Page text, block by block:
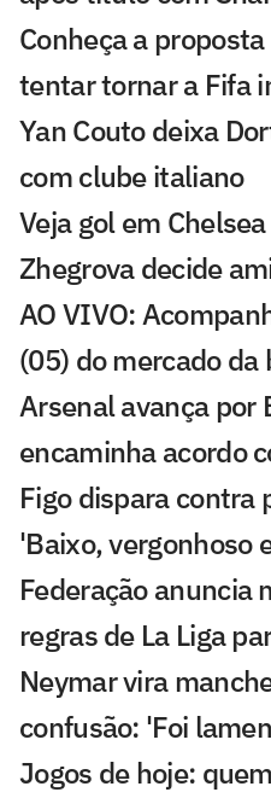
Conheça a
tentar tornar a Fifa
Yan Couto deixa
com clube italiano
Veja gol em
Zhegrova decide
AO VIVO:
(05) do mercado
Arsenal avança por
encaminha acordo
Figo dispara
'Baixo, vergonhoso
Federação anuncia
regras de La Liga
Neymar vira
confusão: 'Foi
Jogos de hoje: